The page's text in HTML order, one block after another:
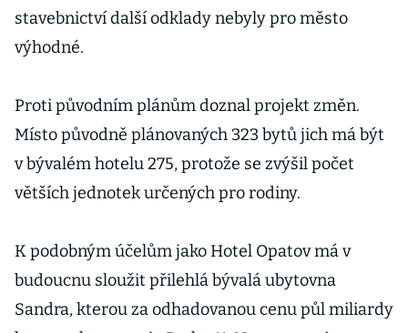
stavebnictví další odklady nebyly pro město
výhodné.
Proti původním plánům doznal projekt změn.
Místo původně plánovaných 323 bytů jich má být
v bývalém hotelu 275, protože se zvýšil počet
větších jednotek určených pro rodiny.
K podobným účelům jako Hotel Opatov má v
budoucnu sloužit přilehlá bývalá ubytovna
Sandra, kterou za odhadovanou cenu půl miliardy